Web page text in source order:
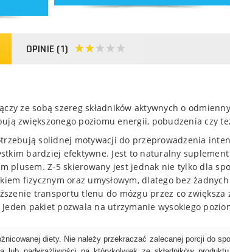
OPINIE (1)
ze sobą szereg składników aktywnych o
zwiększonego poziomu energii, pobudzenia czy
solidnej motywacji do przeprowadzenia
bardziej efektywne. Jest to naturalny
plusem. Z-5 skierowany jest jednak nie tylko dla
fizycznym oraz umysłowym, dlatego bez
transportu tlenu do mózgu przez co
pakiet pozwala na utrzymanie wysokiego